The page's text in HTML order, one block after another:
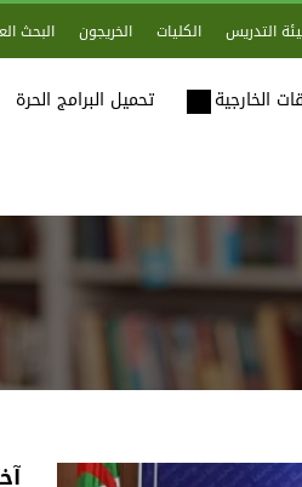
التدريس الكليات الخريجون البحث
الخارجية تحميل البرامج الحرة